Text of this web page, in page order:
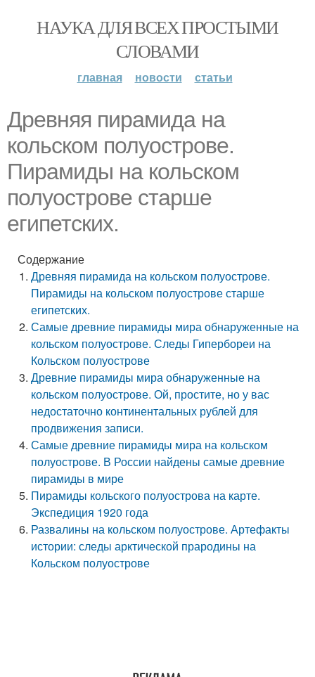
НАУКА ДЛЯ ВСЕХ ПРОСТЫМИ
СЛОВАМИ
главная новости статьи
Древняя пирамида на
кольском полуострове.
Пирамиды на кольском
полуострове старше
египетских.
Содержание
Древняя пирамида на кольском полуострове.
Пирамиды на кольском полуострове старше
египетских.
Самые древние пирамиды мира обнаруженные на
кольском полуострове. Следы Гипербореи на
Кольском полуострове
Древние пирамиды мира обнаруженные на
кольском полуострове. Ой, простите, но у вас
недостаточно континентальных рублей для
продвижения записи.
Самые древние пирамиды мира на кольском
полуострове. В России найдены самые древние
пирамиды в мире
Пирамиды кольского полуострова на карте.
Экспедиция 1920 года
Развалины на кольском полуострове. Артефакты
истории: следы арктической прародины на
Кольском полуострове